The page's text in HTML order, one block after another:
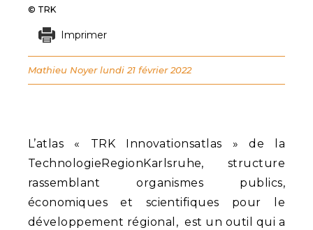
L’atlas « TRK Innovationsatlas » de la
TechnologieRegionKarlsruhe, structure
rassemblant organismes publics,
économiques et scientifiques pour le
développement régional, est un outil qui a
© TRK
Imprimer
Mathieu Noyer lundi 21 février 2022